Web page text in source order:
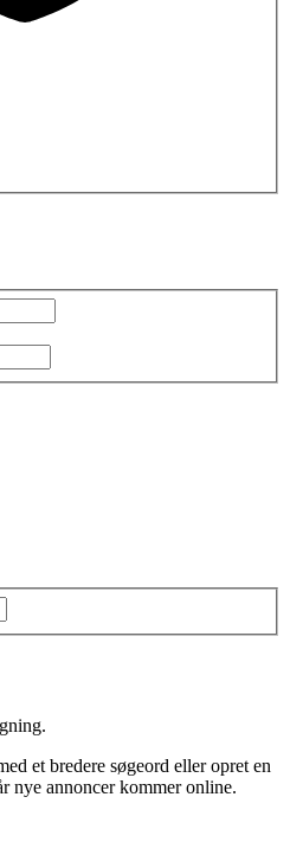
et bredere søgeord eller opret en
nye annoncer kommer online.